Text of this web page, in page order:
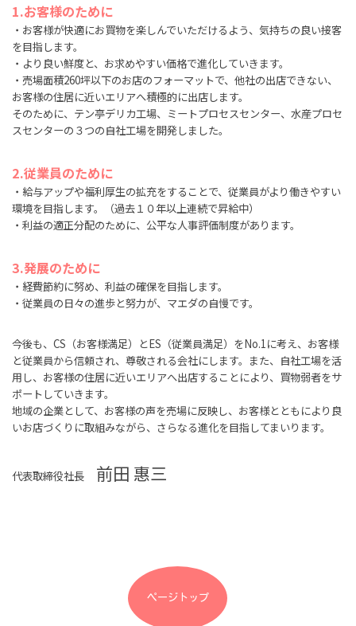
1.お客様のために
・お客様が快適にお買物を楽しんでいただけるよう、気持ちの良い接客
を目指します。
・より良い鮮度と、お求めやすい価格で進化していきます。
・売場面積260坪以下のお店のフォーマットで、他社の出店できない、
お客様の住居に近いエリアへ積極的に出店します。
そのために、テン亭デリカ工場、ミートプロセスセンター、水産プロセ
スセンターの３つの自社工場を開発しました。
2.従業員のために
・給与アップや福利厚生の拡充をすることで、従業員がより働きやすい
環境を目指します。（過去１０年以上連続で昇給中）
・利益の適正分配のために、公平な人事評価制度があります。
3.発展のために
・経費節約に努め、利益の確保を目指します。
・従業員の日々の進歩と努力が、マエダの自慢です。
今後も、CS（お客様満足）とES（従業員満足）をNo.1に考え、お客様
と従業員から信頼され、尊敬される会社にします。また、自社工場を活
用し、お客様の住居に近いエリアへ出店することにより、買物弱者をサ
ポートしていきます。
地域の企業として、お客様の声を売場に反映し、お客様とともにより良
いお店づくりに取組みながら、さらなる進化を目指してまいります。
代表取締役社長 前田 惠三
ページトップ